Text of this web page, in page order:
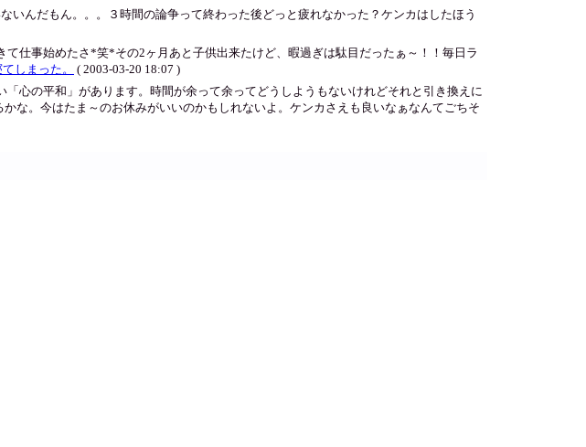
んだもん。。。３時間の論争って終わった後どっと疲れなかった？ケンカはしたほう
仕事始めたさ*笑*その2ヶ月あと子供出来たけど、暇過ぎは駄目だったぁ～！！毎日ラ
しまった。
( 2003-03-20 18:07 )
心の平和」があります。時間が余って余ってどうしようもないけれどそれと引き換えに
な。今はたま～のお休みがいいのかもしれないよ。ケンカさえも良いなぁなんてごちそ